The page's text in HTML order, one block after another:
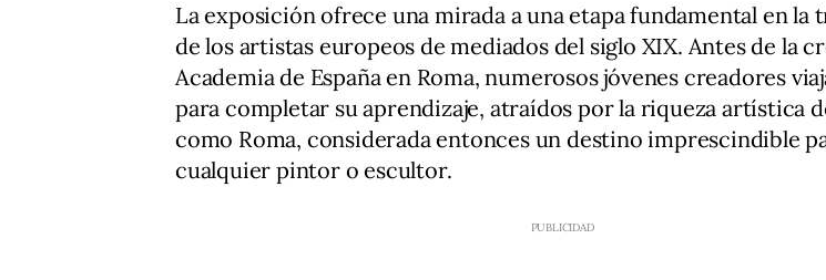
La exposición ofrece una mirada a una etapa fundamental en la
de los artistas europeos de mediados del siglo XIX. Antes de la
Academia de España en Roma, numerosos jóvenes creadores
para completar su aprendizaje, atraídos por la riqueza artística
como Roma, considerada entonces un destino imprescindible
cualquier pintor o escultor.